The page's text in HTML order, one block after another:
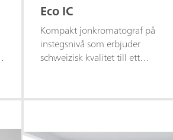
Eco IC
Kompakt jonkromatograf på
instegsnivå som erbjuder
schweizisk kvalitet till ett